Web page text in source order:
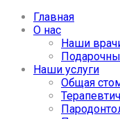
Главная
О нас
Наши
Наши услуги
Общая